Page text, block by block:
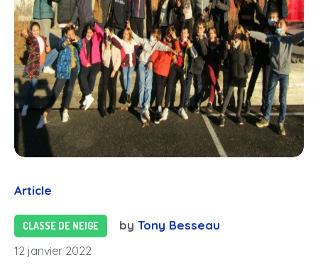
Article
CLASSE DE NEIGE by Tony Besseau
12 janvier 2022